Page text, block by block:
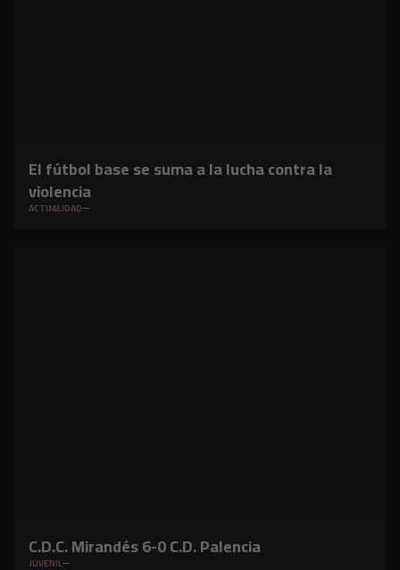
El fútbol base se suma a la lucha contra la
violencia
ACTUALIDAD
C.D.C. Mirandés 6-0 C.D. Palencia
JUVENIL